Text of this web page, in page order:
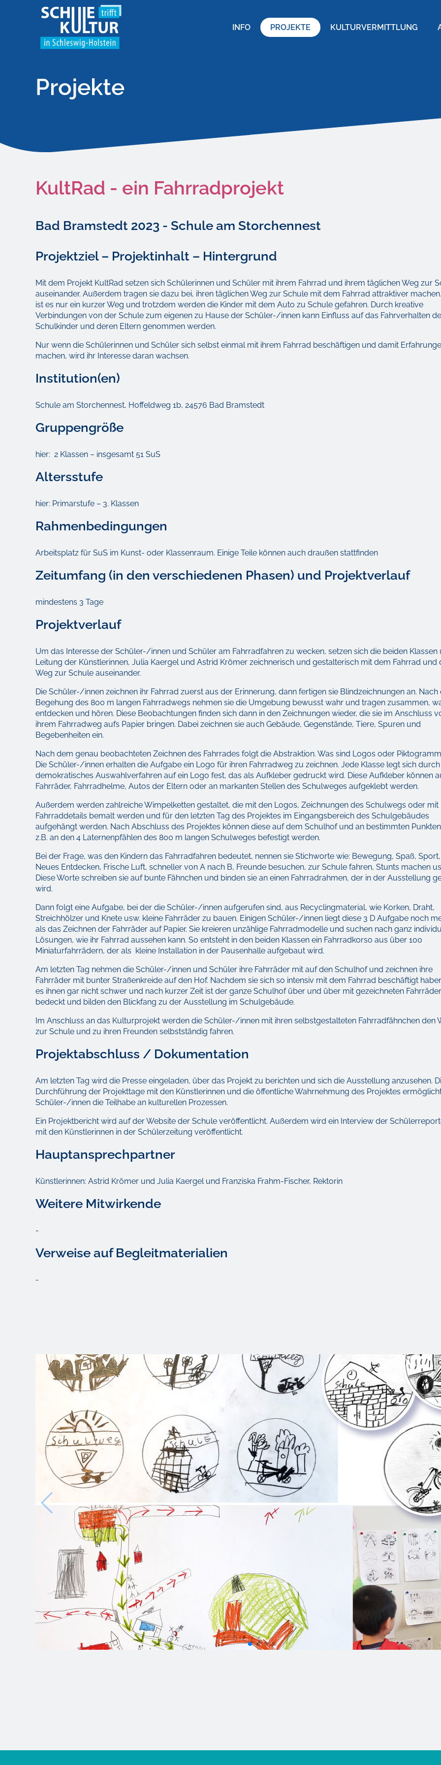
INFO PROJEKTE KULTURVERMITTLUNG
Projekte
KultRad - ein Fahrradprojekt
Bad Bramstedt 2023 - Schule am Storchennest
Projektziel – Projektinhalt – Hintergrund
Mit dem Projekt KultRad setzen sich Schülerinnen und Schüler mit ihrem Fahrrad und ihrem täglichen Weg zur
auseinander. Außerdem tragen sie dazu bei, ihren täglichen Weg zur Schule mit dem Fahrrad attraktiver
ist es nur ein kurzer Weg und trotzdem werden die Kinder mit dem Auto zu Schule gefahren. Durch kreative
Verbindungen von der Schule zum eigenen zu Hause der Schüler-/innen kann Einfluss auf das Fahrverhalten
Schulkinder und deren Eltern genommen werden.
Nur wenn die Schülerinnen und Schüler sich selbst einmal mit ihrem Fahrrad beschäftigen und damit
machen, wird ihr Interesse daran wachsen.
Institution(en)
Schule am Storchennest, Hoffeldweg 1b, 24576 Bad Bramstedt
Gruppengröße
hier: 2 Klassen – insgesamt 51 SuS
Altersstufe
hier: Primarstufe – 3. Klassen
Rahmenbedingungen
Arbeitsplatz für SuS im Kunst- oder Klassenraum. Einige Teile können auch draußen stattfinden
Zeitumfang (in den verschiedenen Phasen) und Projektverlauf
mindestens 3 Tage
Projektverlauf
Um das Interesse der Schüler-/innen und Schüler am Fahrradfahren zu wecken, setzen sich die beiden Klassen
Leitung der Künstlerinnen, Julia Kaergel und Astrid Krömer zeichnerisch und gestalterisch mit dem Fahrrad und
Weg zur Schule auseinander.
Die Schüler-/innen zeichnen ihr Fahrrad zuerst aus der Erinnerung, dann fertigen sie Blindzeichnungen an. Nach
Begehung des 800 m langen Fahrradwegs nehmen sie die Umgebung bewusst wahr und tragen zusammen,
entdecken und hören. Diese Beobachtungen finden sich dann in den Zeichnungen wieder, die sie im Anschluss
ihrem Fahrradweg aufs Papier bringen. Dabei zeichnen sie auch Gebäude, Gegenstände, Tiere, Spuren und
Begebenheiten ein.
Nach dem genau beobachteten Zeichnen des Fahrrades folgt die Abstraktion. Was sind Logos oder
Die Schüler-/innen erhalten die Aufgabe ein Logo für ihren Fahrradweg zu zeichnen. Jede Klasse legt sich durch
demokratisches Auswahlverfahren auf ein Logo fest, das als Aufkleber gedruckt wird. Diese Aufkleber können
Fahrräder, Fahrradhelme, Autos der Eltern oder an markanten Stellen des Schulweges aufgeklebt werden.
Außerdem werden zahlreiche Wimpelketten gestaltet, die mit den Logos, Zeichnungen des Schulwegs oder mit
Fahrraddetails bemalt werden und für den letzten Tag des Projektes im Eingangsbereich des Schulgebäudes
aufgehängt werden. Nach Abschluss des Projektes können diese auf dem Schulhof und an bestimmten
z.B. an den 4 Laternenpfählen des 800 m langen Schulweges befestigt werden.
Bei der Frage, was den Kindern das Fahrradfahren bedeutet, nennen sie Stichworte wie: Bewegung, Spaß, Sport,
Neues Entdecken, Frische Luft, schneller von A nach B, Freunde besuchen, zur Schule fahren, Stunts machen
Diese Worte schreiben sie auf bunte Fähnchen und binden sie an einen Fahrradrahmen, der in der Ausstellung
wird.
Dann folgt eine Aufgabe, bei der die Schüler-/innen aufgerufen sind, aus Recyclingmaterial, wie Korken, Draht,
Streichhölzer und Knete usw. kleine Fahrräder zu bauen. Einigen Schüler-/innen liegt diese 3 D Aufgabe noch
als das Zeichnen der Fahrräder auf Papier. Sie kreieren unzählige Fahrradmodelle und suchen nach ganz
Lösungen, wie ihr Fahrrad aussehen kann. So entsteht in den beiden Klassen ein Fahrradkorso aus über 100
Miniaturfahrrädern, der als kleine Installation in der Pausenhalle aufgebaut wird.
Am letzten Tag nehmen die Schüler-/innen und Schüler ihre Fahrräder mit auf den Schulhof und zeichnen ihre
Fahrräder mit bunter Straßenkreide auf den Hof. Nachdem sie sich so intensiv mit dem Fahrrad beschäftigt
es ihnen gar nicht schwer und nach kurzer Zeit ist der ganze Schulhof über und über mit gezeichneten
bedeckt und bilden den Blickfang zu der Ausstellung im Schulgebäude.
Im Anschluss an das Kulturprojekt werden die Schüler-/innen mit ihren selbstgestalteten Fahrradfähnchen den
zur Schule und zu ihren Freunden selbstständig fahren.
Projektabschluss / Dokumentation
Am letzten Tag wird die Presse eingeladen, über das Projekt zu berichten und sich die Ausstellung anzusehen.
Durchführung der Projekttage mit den Künstlerinnen und die öffentliche Wahrnehmung des Projektes
Schüler-/innen die Teilhabe an kulturellen Prozessen.
Ein Projektbericht wird auf der Website der Schule veröffentlicht. Außerdem wird ein Interview der
mit den Künstlerinnen in der Schülerzeitung veröffentlicht.
Hauptansprechpartner
Künstlerinnen: Astrid Krömer und Julia Kaergel und Franziska Frahm-Fischer, Rektorin
Weitere Mitwirkende
-
Verweise auf Begleitmaterialien
-